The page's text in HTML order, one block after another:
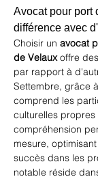
Avocat pour port
différence avec
Choisir un avocat
de Velaux offre
par rapport à
Settembre, grâce
comprend les
culturelles propres
compréhension
mesure,
succès dans les
notable réside